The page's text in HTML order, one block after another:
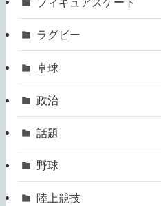
ラグビー
卓球
政治
話題
野球
陸上競技